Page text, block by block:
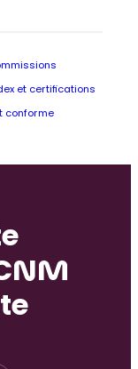
et certifications
conforme